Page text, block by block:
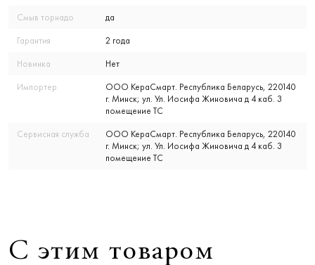
Смыв торнадо да
Гарантия 2 года
Новинка Нет
Импортер
ООО КераСмарт. Республика Беларусь, 220140
г. Минск; ул. Ул. Иосифа Жиновича д 4 каб. 3
помещение ТС
Сервисная служба
ООО КераСмарт. Республика Беларусь, 220140
г. Минск; ул. Ул. Иосифа Жиновича д 4 каб. 3
помещение ТС
С этим товаром